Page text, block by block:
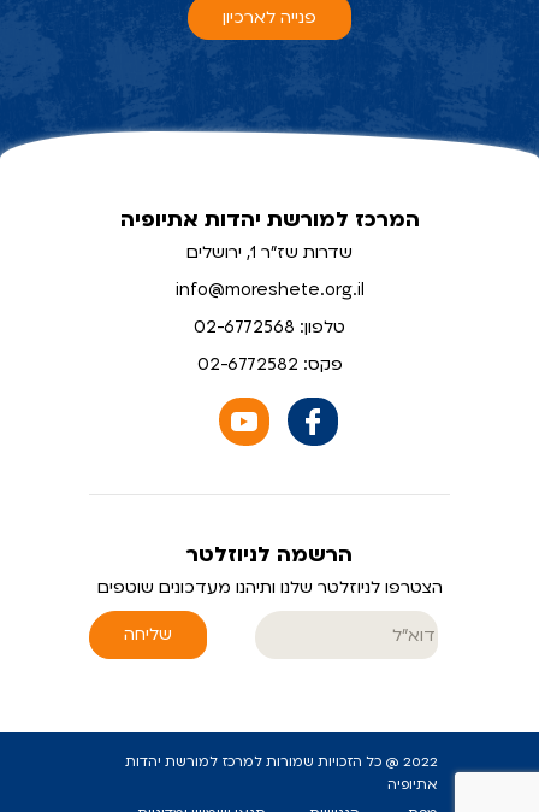
פנייה לארכיון
המרכז למורשת יהדות אתיופיה
שדרות שז"ר 1, ירושלים
info@moreshete.org.il
טלפון: 02-6772568
פקס: 02-6772582
הרשמה לניוזלטר
הצטרפו לניוזלטר שלנו ותיהנו מעדכונים שוטפים
שליחה
2022 @ כל הזכויות שמורות למרכז למורשת יהדות
אתיופיה